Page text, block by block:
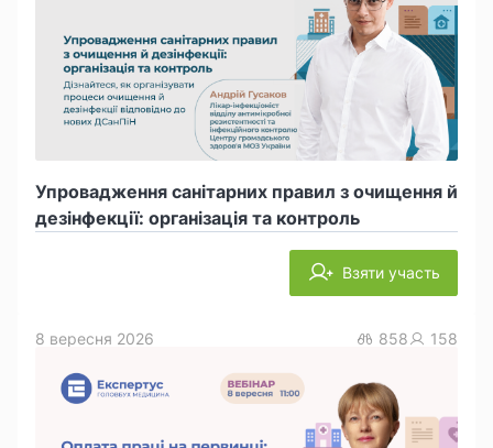
Упровадження санітарних правил з очищення й
дезінфекції: організація та контроль
Взяти участь
8 вересня 2026 858 158